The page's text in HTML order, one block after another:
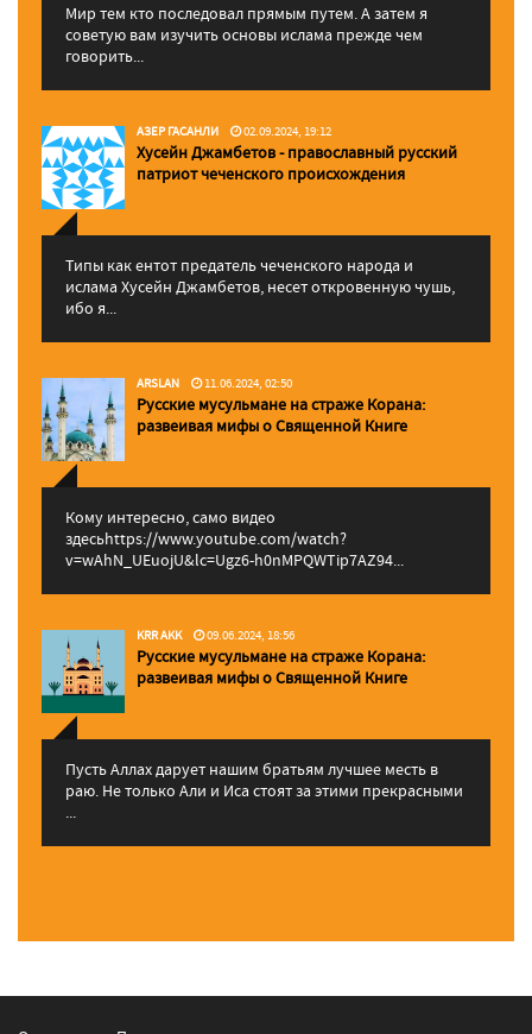
Мир тем кто последовал прямым путем. А затем я
советую вам изучить основы ислама прежде чем
говорить...
АЗЕР ГАСАНЛИ 02.09.2024, 19:12
Хусейн Джамбетов - православный русский
патриот чеченского происхождения
Типы как ентот предатель чеченского народа и
ислама Хусейн Джамбетов, несет откровенную чушь,
ибо я...
ARSLAN 11.06.2024, 02:50
Русские мусульмане на страже Корана:
pазвеивая мифы о Священной Книге
Кому интересно, само видео
здесьhttps://www.youtube.com/watch?
v=wAhN_UEuojU&lc=Ugz6-h0nMPQWTip7AZ94...
KRR AKK 09.06.2024, 18:56
Русские мусульмане на страже Корана:
pазвеивая мифы о Священной Книге
Пусть Аллах дарует нашим братьям лучшее месть в
раю. Не только Али и Иса стоят за этими прекрасными
...